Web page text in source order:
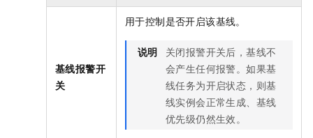
基线报警开
关
用于控制是否开启该基线。
说明
关闭报警开关后，基线不
会产生任何报警。如果基
线任务为开启状态，则基
线实例会正常生成、基线
优先级仍然生效。